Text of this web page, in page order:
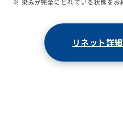
※ 染みが完全にとれている状態をお
リネット詳